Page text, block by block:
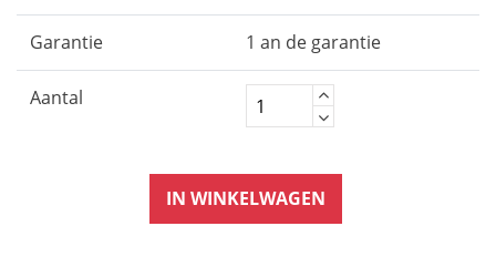
Garantie 1 an de garantie
Aantal
IN WINKELWAGEN